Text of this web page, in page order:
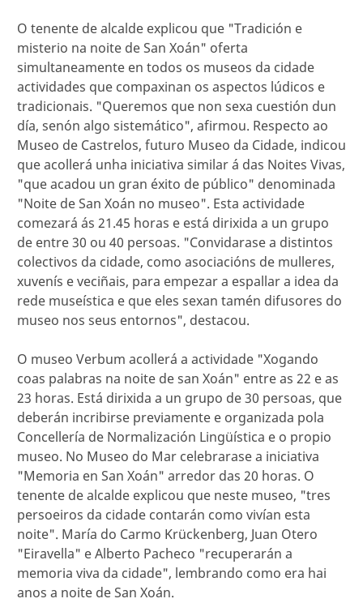
O tenente de alcalde explicou que "Tradición e
misterio na noite de San Xoán" oferta
simultaneamente en todos os museos da cidade
actividades que compaxinan os aspectos lúdicos e
tradicionais. "Queremos que non sexa cuestión dun
día, senón algo sistemático", afirmou. Respecto ao
Museo de Castrelos, futuro Museo da Cidade, indicou
que acollerá unha iniciativa similar á das Noites Vivas,
"que acadou un gran éxito de público" denominada
"Noite de San Xoán no museo". Esta actividade
comezará ás 21.45 horas e está dirixida a un grupo
de entre 30 ou 40 persoas. "Convidarase a distintos
colectivos da cidade, como asociacións de mulleres,
xuvenís e veciñais, para empezar a espallar a idea da
rede museística e que eles sexan tamén difusores do
museo nos seus entornos", destacou.
O museo Verbum acollerá a actividade "Xogando
coas palabras na noite de san Xoán" entre as 22 e as
23 horas. Está dirixida a un grupo de 30 persoas, que
deberán incribirse previamente e organizada pola
Concellería de Normalización Lingüística e o propio
museo. No Museo do Mar celebrarase a iniciativa
"Memoria en San Xoán" arredor das 20 horas. O
tenente de alcalde explicou que neste museo, "tres
persoeiros da cidade contarán como vivían esta
noite". María do Carmo Krückenberg, Juan Otero
"Eiravella" e Alberto Pacheco "recuperarán a
memoria viva da cidade", lembrando como era hai
anos a noite de San Xoán.